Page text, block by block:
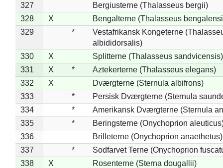
327
Bergiusterne (Thalasseus bergii)
328
X
Bengalterne (Thalasseus
329
*
Vestafrikansk Kongeterne
albididorsalis)
330
X
Splitterne (Thalasseus sandvicensis)
331
X *
Aztekerterne (Thalasseus elegans)
332
X
Dværgterne (Sternula albifrons)
333
*
Persisk Dværgterne (Sternula
334
*
Amerikansk Dværgterne (Sternula
335
*
Beringsterne (Onychoprion
336
Brilleterne (Onychoprion anaethetus)
337
*
Sodfarvet Terne (Onychoprion
338
X
Rosenterne (Sterna dougallii)